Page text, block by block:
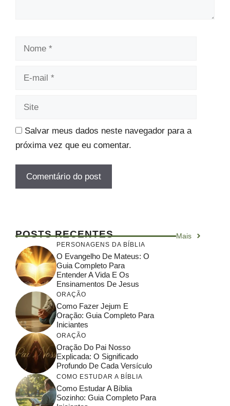
Salvar meus dados neste navegador para a
próxima vez que eu comentar.
POSTS RECENTES Mais
PERSONAGENS DA BÍBLIA
O Evangelho De Mateus: O
Guia Completo Para
Entender A Vida E Os
Ensinamentos De Jesus
ORAÇÃO
Como Fazer Jejum E
Oração: Guia Completo Para
Iniciantes
ORAÇÃO
Oração Do Pai Nosso
Explicada: O Significado
Profundo De Cada Versículo
COMO ESTUDAR A BÍBLIA
Como Estudar A Bíblia
Sozinho: Guia Completo Para